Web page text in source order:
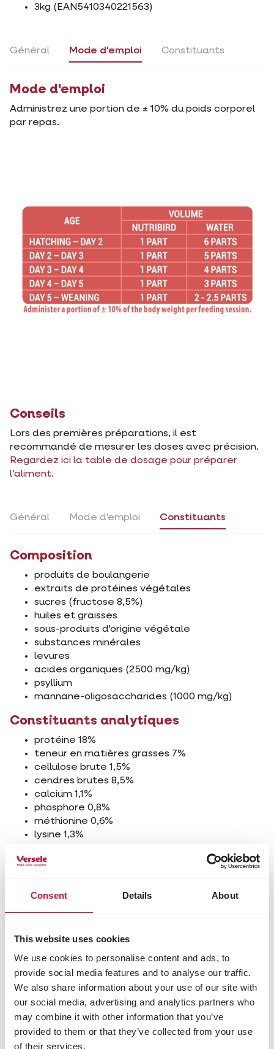
Consent Details About
This website uses cookies
We use cookies to personalise content and ads, to
provide social media features and to analyse our traffic.
We also share information about your use of our site with
our social media, advertising and analytics partners who
may combine it with other information that you’ve
provided to them or that they’ve collected from your use
of their services.
3kg (EAN5410340221563)
Général Mode d'emploi Constituants
Mode d'emploi
Administrez une portion de ± 10% du poids corporel
par repas.
Conseils
Lors des premières préparations, il est
recommandé de mesurer les doses avec précision.
Regardez ici la table de dosage pour préparer
l’aliment.
Général Mode d'emploi Constituants
Composition
produits de boulangerie
extraits de protéines végétales
sucres (fructose 8,5%)
huiles et graisses
sous-produits d'origine végétale
substances minérales
levures
acides organiques (2500 mg/kg)
psyllium
mannane-oligosaccharides (1000 mg/kg)
Constituants analytiques
protéine 18%
teneur en matières grasses 7%
cellulose brute 1,5%
cendres brutes 8,5%
calcium 1,1%
phosphore 0,8%
méthionine 0,6%
lysine 1,3%
tryptophane 0,23%
Additifs/kg
vitamine D3 1500 UI
3a160a β-carotène 4,35 mg
vitamine E 85 mg
vitamine B1 7,2 mg
vitamine B2 16 mg
D-pantothénate de calcium 20 mg
vitamine B6 6 mg